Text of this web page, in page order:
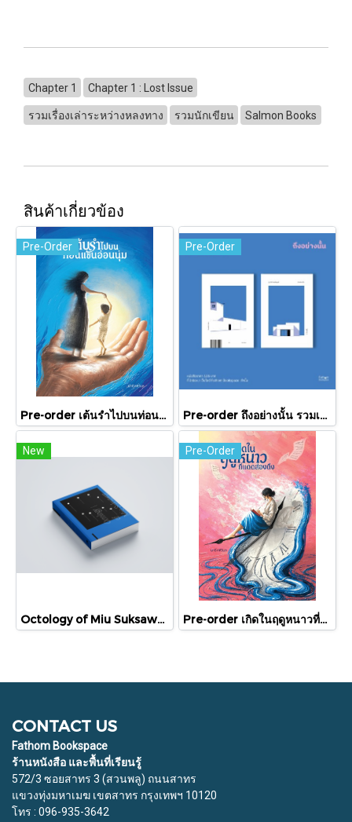
Chapter 1 Chapter 1 : Lost Issue
รวมเรื่องเล่าระหว่างหลงทาง รวมนักเขียน Salmon Books
สินค้าเกี่ยวข้อง
Pre-Order
Pre-order เต้นรำไปบนท่อนแขนอ่อนนุ่ม / นทธี ศศิวิมล / Pandora Press
Pre-Order
Pre-order ถึงอย่างนั้น รวมเรื่องสั้น / ภู่มณี ศิริพรไพบูลย์ / สำนักพิมพ์ตำหนัก
New
Octology of Miu Suksawat / ภู่มณี ศิริพรไพบูลย์ / สำนักพิมพ์ตำหนัก
Pre-Order
Pre-order เกิดในฤดูหนาวที่แดดส่องถึง / นทธี ศศิวิมล / Pandora Press
CONTACT US
Fathom Bookspace
ร้านหนังสือ และพื้นที่เรียนรู้
572/3 ซอยสาทร 3 (สวนพลู) ถนนสาทร
แขวงทุ่งมหาเมฆ เขตสาทร กรุงเทพฯ 10120
โทร : 096-935-3642